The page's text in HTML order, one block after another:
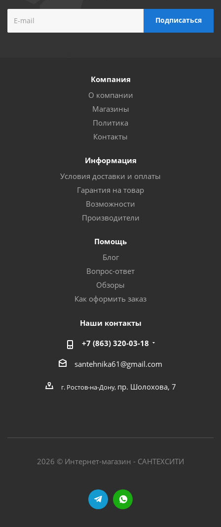
Компания
О компании
Магазины
Политика
Контакты
Информация
Условия доставки и оплаты
Гарантия на товар
Возможности
Производители
Помощь
Блог
Вопрос-ответ
Обзоры
Как оформить заказ
Наши контакты
+7 (863) 320-03-18
santehnika61@gmail.com
г. Ростов-на-Дону, пр. Шолохова, 7
2026 © Интернет-магазин - САНТЕХСИТИ